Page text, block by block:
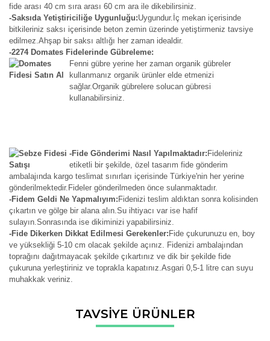
fide arası 40 cm sıra arası 60 cm ara ile dikebilirsiniz.
-Saksıda Yetiştiriciliğe Uygunluğu:Uygundur.İç mekan içerisinde
bitkileriniz saksı içerisinde beton zemin üzerinde yetiştirmeniz tavsiye
edilmez.Ahşap bir saksı altlığı her zaman idealdir.
-2274 Domates Fidelerinde Gübreleme:
Fenni gübre yerine her zaman organik gübreler
kullanmanız organik ürünler elde etmenizi
sağlar.Organik gübrelere solucan gübresi
kullanabilirsiniz.
-Fide Gönderimi Nasıl Yapılmaktadır: Fideleriniz
etiketli bir şekilde, özel tasarım fide gönderim
ambalajında kargo teslimat sınırları içerisinde Türkiye'nin her yerine
gönderilmektedir.Fideler gönderilmeden önce sulanmaktadır.
-Fidem Geldi Ne Yapmalıyım: Fidenizi teslim aldıktan sonra kolisinden
çıkartın ve gölge bir alana alın.Su ihtiyacı var ise hafif
sulayın.Sonrasında ise dikiminizi yapabilirsiniz.
-Fide Dikerken Dikkat Edilmesi Gerekenler: Fide çukurunuzu en, boy
ve yüksekliği 5-10 cm olacak şekilde açınız. Fidenizi ambalajından
toprağını dağıtmayacak şekilde çıkartınız ve dik bir şekilde fide
çukuruna yerleştiriniz ve toprakla kapatınız.Asgari 0,5-1 litre can suyu
muhakkak veriniz.
Bu ürüne ilk yorumu siz yapın!
Bu ürünün fiyat bilgisi, resim, ürün açıklamalarında ve diğer
konularda yetersiz gördüğünüz noktaları öneri formunu
TAVSİYE ÜRÜNLER